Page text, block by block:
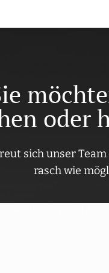
oder
sich unser
rasch wie
wird